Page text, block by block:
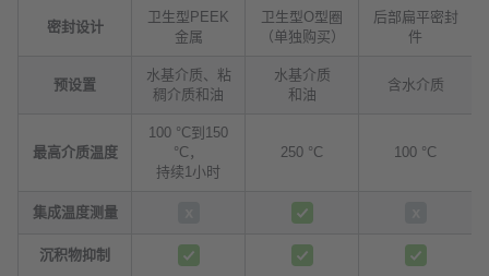
密封设计
卫生型PEEK
金属
卫生型O型圈
（单独购买）
后部扁平密封
件
预设置
水基介质、粘
稠介质和油
水基介质
和油
含水介质
最高介质温度
100 °C到150
°C，
持续1小时
250 °C 100 °C
集成温度测量
沉积物抑制